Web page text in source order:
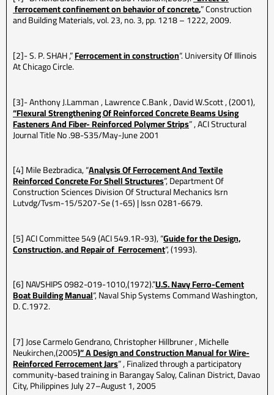
ferrocement confinement on behavior of concrete,” Construction
and Building Materials, vol. 23, no. 3, pp. 1218 – 1222, 2009.
[2]- S. P. SHAH ,”Ferrocement in construction“. University Of Illinois
At Chicago Circle.
[3]- Anthony J.Lamman , Lawrence C.Bank , David W.Scott , (2001),
“Flexural Strengthening Of Reinforced Concrete Beams Using
Fasteners And Fiber- Reinforced Polymer Strips” , ACI Structural
Journal Title No .98-S35/May-June 2001
[4] Mile Bezbradica, “Analysis Of Ferrocement And Textile
Reinforced Concrete For Shell Structures”, Department Of
Construction Sciences Division Of Structural Mechanics Isrn
Lutvdg/Tvsm-15/5207-Se (1-65) | Issn 0281-6679.
[5] ACI Committee 549 (ACI 549.1R-93), “Guide for the Design,
Construction, and Repair of Ferrocement“, (1993).
[6] NAVSHIPS 0982-019-1010,(1972).”U.S. Navy Ferro-Cement
Boat Building Manual“, Naval Ship Systems Command Washington,
D. C.1972.
[7] Jose Carmelo Gendrano, Christopher Hillbruner , Michelle
Neukirchen,(2005)” A Design and Construction Manual for Wire-
Reinforced Ferrocement Jars” , Finalized through a participatory
community-based training in Barangay Saloy, Calinan District, Davao
City, Philippines July 27–August 1, 2005